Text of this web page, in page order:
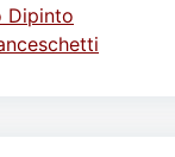
Dipinto